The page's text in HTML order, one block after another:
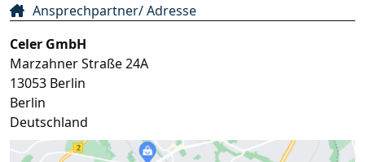
Ansprechpartner/ Adresse
Celer GmbH
Marzahner Straße 24A
13053 Berlin
Berlin
Deutschland